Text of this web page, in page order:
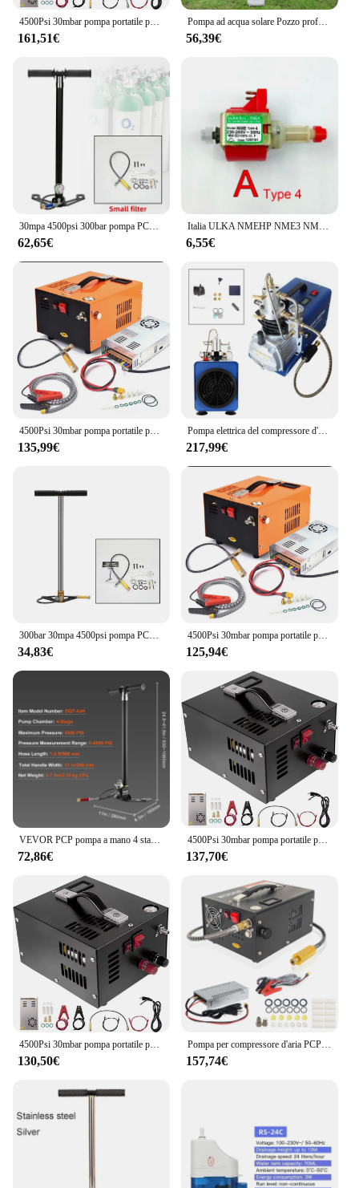
4500Psi 30mbar pompa portatile per compressore d'aria PCP 12VDC/220V olio di alimentazione/bottiglia per immersione ad alta pressione senza acqua
161,51€
Pompa ad acqua solare Pozzo profondo sommergibile ultra silenzioso 12/24V Pompa ad acqua ad energia solare Fattoria Ranch Foro sommergibile Pozzo profondo
56,39€
30mpa 4500psi 300bar pompa PCP ad aria ad alta pressione a 4 stadi per Pcp caccia auto bicicletta ricarica compressore PCP
62,65€
Italia ULKA NMEHP NME3 NME4 AC 220-240V Pompa acqua elettromagnetica Flusso ad alta pressione per macchina da caffè Pulitore Ferro caldo
6,55€
135,99€
Pompa elettrica del compressore d'aria del Pcp ad alta pressione 30Mpa 300 Bar 4500Psi per immersioni/antincendio
217,99€
34,83€
4500Psi 30mbar pompa portatile per compressore d'aria PCP 12VDC/110V/220V Power Oil/Water-Free bottiglia per immersione ad alta pressione fucile ad aria compressa
125,94€
72,86€
4500Psi 30mbar pompa portatile per compressore d'aria PCP 12VDC/110V/220V olio di potenza/bottiglia per immersione ad alta pressione senza acqua
137,70€
130,50€
Pompa per compressore d'aria PCP portatile 4500Psi 30Mbar 12VDC/110V Bottiglia per immersione ad alta pressione senza olio/acqua
157,74€